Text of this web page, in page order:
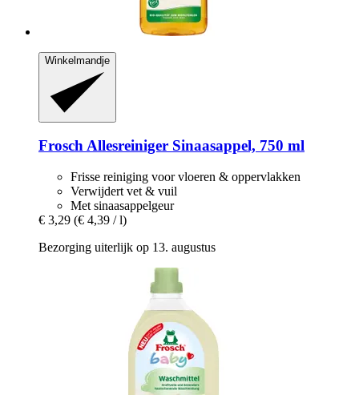
Winkelmandje
FroschAllesreiniger Sinaasappel, 750 ml
Frisse reiniging voor vloeren & oppervlakken
Verwijdert vet & vuil
Met sinaasappelgeur
€ 3,29 (€ 4,39 / l)
Bezorging uiterlijk op 13. augustus